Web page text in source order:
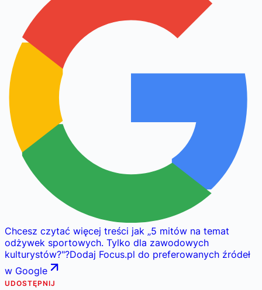
Chcesz czytać więcej treści jak „5 mitów na temat
odżywek sportowych. Tylko dla zawodowych
kulturystów?"?Dodaj Focus.pl do preferowanych źródeł
w Google
UDOSTĘPNIJ